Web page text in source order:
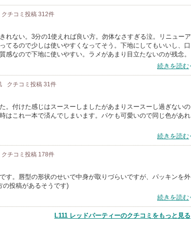
クチコミ投稿 312件
れない。3分の1使えれば良い方。勿体なさすぎる泣。リニューア
てるので少しは使いやすくなってそう。下地にしてもいいし、口
感なので下地に使いやすい。ラメがあまり目立たないのが残念。
続きを読む
クチコミ投稿 31 件
。付けた感じはスースーしましたがあまりスースーし過ぎないの
はこれ一本で済んでしまいます。パケも可愛いので同じ色があれ
続きを読む
クチコミ投稿 178件
す。唇型の形状のせいで中身が取りづらいですが、パッキンを外
の投稿があるそうです)
続きを読む
L111 レッドパーティーのクチコミをもっと見る